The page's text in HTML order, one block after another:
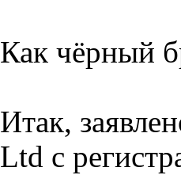
Как чёрный
Итак,
Ltd с